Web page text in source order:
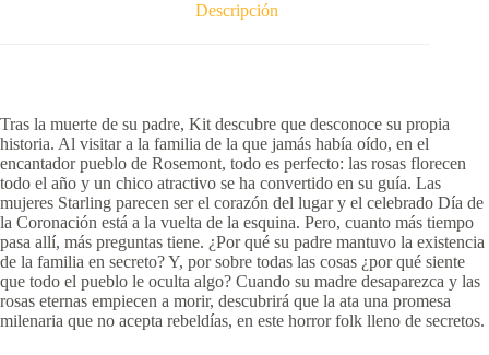
Descripción
Tras la muerte de su padre, Kit descubre que desconoce su propia
historia. Al visitar a la familia de la que jamás había oído, en el
encantador pueblo de Rosemont, todo es perfecto: las rosas florecen
todo el año y un chico atractivo se ha convertido en su guía. Las
mujeres Starling parecen ser el corazón del lugar y el celebrado Día de
la Coronación está a la vuelta de la esquina. Pero, cuanto más tiempo
pasa allí, más preguntas tiene. ¿Por qué su padre mantuvo la existencia
de la familia en secreto? Y, por sobre todas las cosas ¿por qué siente
que todo el pueblo le oculta algo? Cuando su madre desaparezca y las
rosas eternas empiecen a morir, descubrirá que la ata una promesa
milenaria que no acepta rebeldías, en este horror folk lleno de secretos.